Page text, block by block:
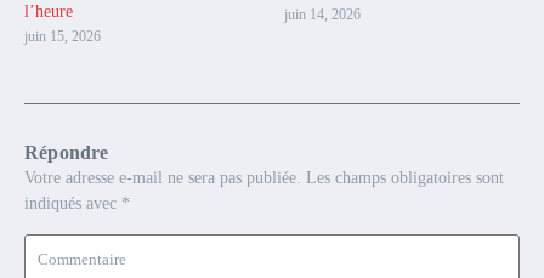
l’heure
juin 15, 2026
juin 14, 2026
Répondre
Votre adresse e-mail ne sera pas publiée. Les champs obligatoires sont
indiqués avec *